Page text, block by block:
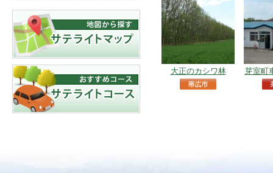
大正のカシワ林 芽室町